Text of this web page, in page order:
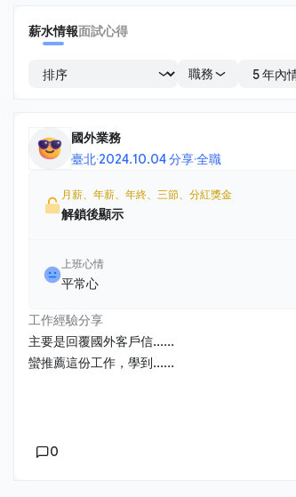
薪水情報面試心得
職務
國外業務
臺北·2024.10.04 分享·全職
月薪、年薪、年終、三節、分紅獎金
解鎖後顯示
上班心情
平常心
工作經驗分享
主要是回覆國外客戶信......
蠻推薦這份工作，學到......
0